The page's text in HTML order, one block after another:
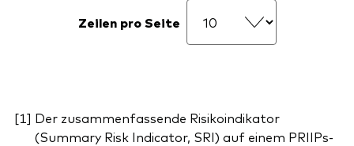
Zeilen pro Seite
Der zusammenfassende Risikoindikator
(Summary Risk Indicator, SRI) auf einem PRIIPs-